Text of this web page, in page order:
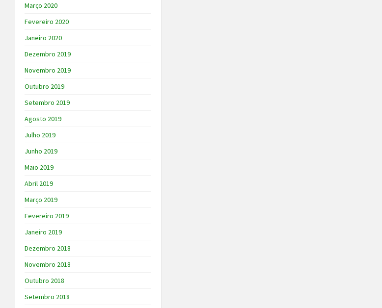
Março 2020
Fevereiro 2020
Janeiro 2020
Dezembro 2019
Novembro 2019
Outubro 2019
Setembro 2019
Agosto 2019
Julho 2019
Junho 2019
Maio 2019
Abril 2019
Março 2019
Fevereiro 2019
Janeiro 2019
Dezembro 2018
Novembro 2018
Outubro 2018
Setembro 2018